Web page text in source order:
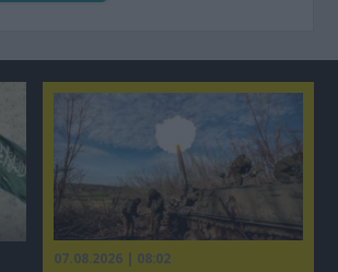
07.08.2026 | 08:02